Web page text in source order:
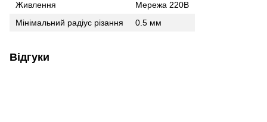
Живлення
Мережа 220В
Мінімальний радіус різання
0.5 мм
Відгуки